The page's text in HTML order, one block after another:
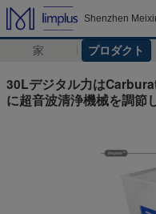
Shenzhen
家 プロダクト
30Lデジタル力は
に超音波清浄機械を調節